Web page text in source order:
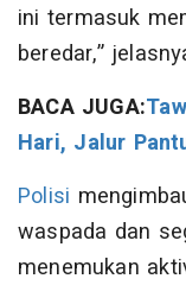
ini termasuk
beredar,”
BACA JUGA:
Hari, Jalur
Polisi
waspada dan
menemukan